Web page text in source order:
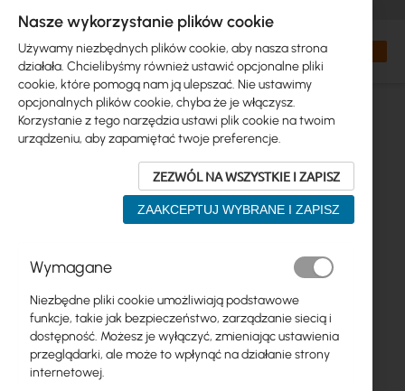
Search
Mój
Przejdź
koniec
galerii
Nasze wykorzystanie plików cookie
Używamy niezbędnych plików cookie, aby nasza strona
działała. Chcielibyśmy również ustawić opcjonalne pliki
cookie, które pomogą nam ją ulepszać. Nie ustawimy
opcjonalnych plików cookie, chyba że je włączysz.
Korzystanie z tego narzędzia ustawi plik cookie na twoim
urządzeniu, aby zapamiętać twoje preferencje.
ZEZWÓL NA WSZYSTKIE I ZAPISZ
ZAAKCEPTUJ WYBRANE I ZAPISZ
Wymagane
Niezbędne pliki cookie umożliwiają podstawowe
funkcje, takie jak bezpieczeństwo, zarządzanie siecią i
dostępność. Możesz je wyłączyć, zmieniając ustawienia
przeglądarki, ale może to wpłynąć na działanie strony
internetowej.